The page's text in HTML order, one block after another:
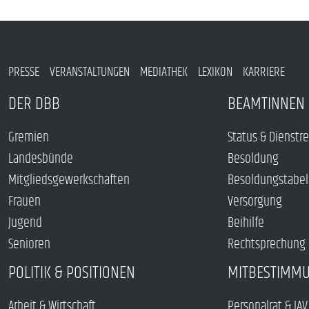
PRESSE VERANSTALTUNGEN MEDIATHEK LEXIKON KARRIERE
DER DBB
Gremien
Landesbünde
Mitgliedsgewerkschaften
Frauen
Jugend
Senioren
Status &
Besoldung
Versorgung
Beihilfe
Rechtsprechung
POLITIK & POSITIONEN